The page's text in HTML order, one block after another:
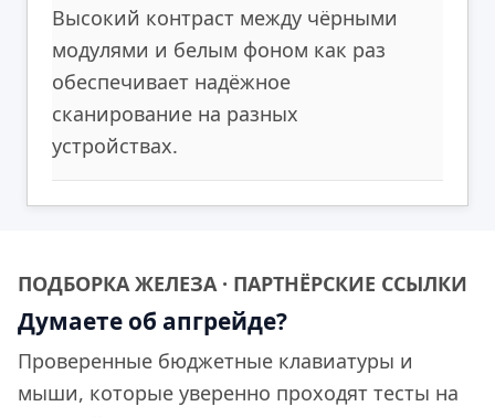
Высокий контраст между чёрными
модулями и белым фоном как раз
обеспечивает надёжное
сканирование на разных
устройствах.
ПОДБОРКА ЖЕЛЕЗА · ПАРТНЁРСКИЕ ССЫЛКИ
Думаете об апгрейде?
Проверенные бюджетные клавиатуры и
мыши, которые уверенно проходят тесты на